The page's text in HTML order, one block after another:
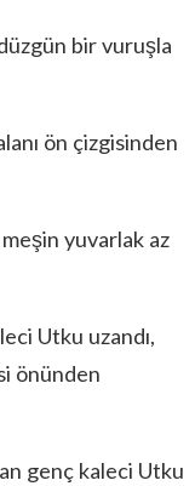
bir vuruşla
ön çizgisinden
yuvarlak az
Utku uzandı,
önünden
genç kaleci Utku